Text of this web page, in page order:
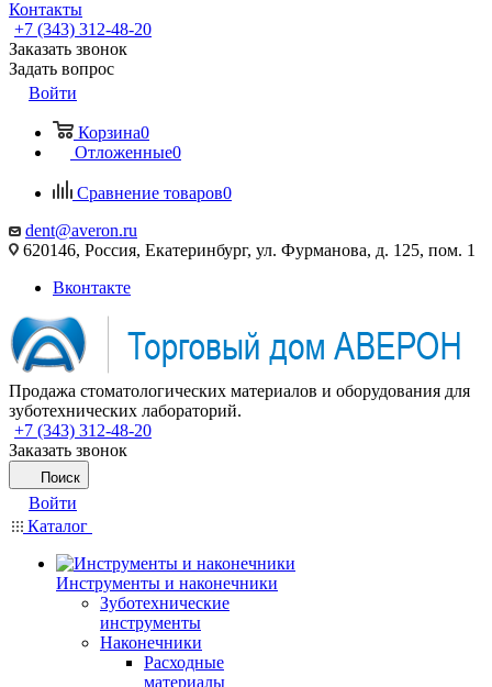
Контакты
+7 (343) 312-48-20
Заказать звонок
Задать вопрос
Войти
Корзина0
Отложенные0
Сравнение товаров0
dent@averon.ru
620146, Россия, Екатеринбург, ул. Фурманова, д. 125, пом. 1
Вконтакте
Продажа стоматологических материалов и оборудования для
зуботехнических лабораторий.
+7 (343) 312-48-20
Заказать звонок
Поиск
Войти
Каталог
Инструменты и наконечники
Зуботехнические
инструменты
Наконечники
Расходные
материалы